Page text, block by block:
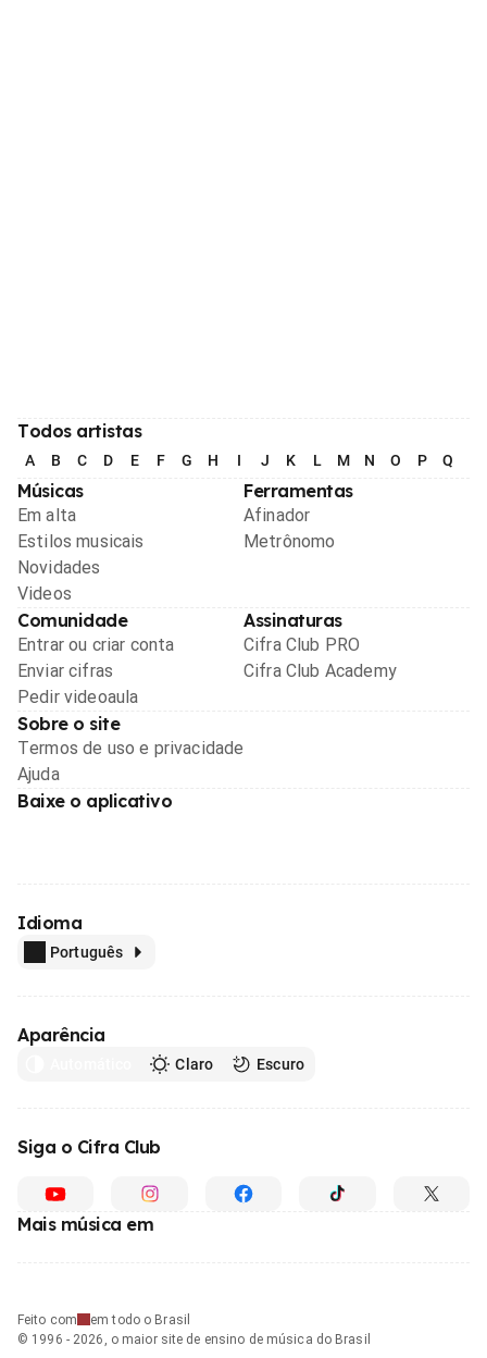
Todos artistas
A B C D E F G H I J K L M N O P Q
Músicas
Em alta
Estilos musicais
Novidades
Videos
Ferramentas
Afinador
Metrônomo
Comunidade
Entrar ou criar conta
Enviar cifras
Pedir videoaula
Assinaturas
Cifra Club PRO
Cifra Club Academy
Sobre o site
Termos de uso e privacidade
Ajuda
Baixe o aplicativo
Idioma
Português
Aparência
Claro Escuro
Siga o Cifra Club
Mais música em
Feito com
em todo o Brasil
© 1996 - 2026, o maior site de ensino de música do Brasil